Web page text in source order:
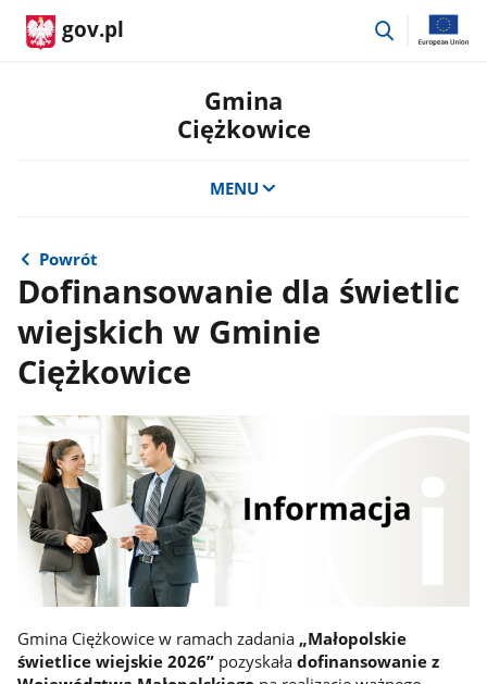
gov.pl
przejdź
Gmina
Ciężkowice
MENU
Powrót
Dofinansowanie dla świetlic
wiejskich w Gminie
Ciężkowice
Gmina Ciężkowice w ramach zadania „Małopolskie
świetlice wiejskie 2026”pozyskała dofinansowanie z